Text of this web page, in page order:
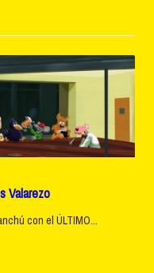
Valarezo
con el ÚLTIMO...